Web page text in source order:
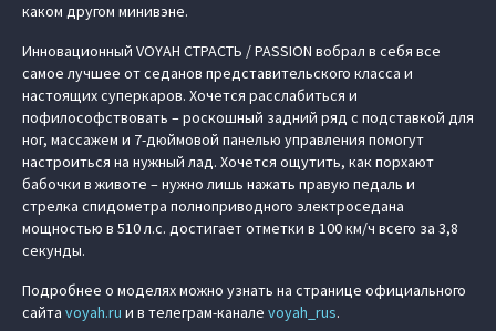
каком другом минивэне.
Инновационный VOYAH СТРАСТЬ / PASSION вобрал в себя все
самое лучшее от седанов представительского класса и
настоящих суперкаров. Хочется расслабиться и
пофилософствовать – роскошный задний ряд с подставкой для
ног, массажем и 7-дюймовой панелью управления помогут
настроиться на нужный лад. Хочется ощутить, как порхают
бабочки в животе – нужно лишь нажать правую педаль и
стрелка спидометра полноприводного электроседана
мощностью в 510 л.с. достигает отметки в 100 км/ч всего за 3,8
секунды.
Подробнее о моделях можно узнать на странице официального
сайта voyah.ru и в телеграм-канале voyah_rus.